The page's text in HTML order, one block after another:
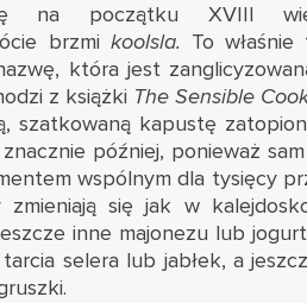
na początku XVIII
brzmi koolsla. To
która jest
z książki The Sensible
szatkowaną kapustę
później, ponieważ
wspólnym dla tysięcy
się jak w
inne majonezu lub
selera lub jabłek, a